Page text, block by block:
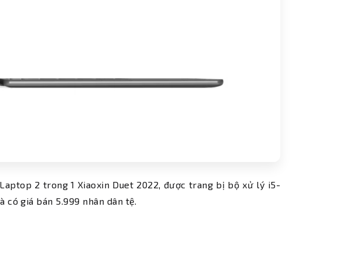
2 trong 1 Xiaoxin Duet 2022, được trang bị bộ xử lý i5-
có giá bán 5.999 nhân dân tệ.